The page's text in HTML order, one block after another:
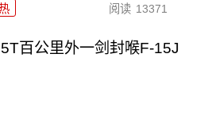
阅读 13371
百公里外一剑封喉F-15J